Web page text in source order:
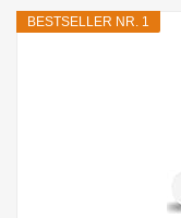
BESTSELLER NR. 1